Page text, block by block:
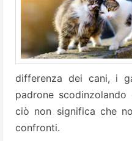
differenza dei cani, i
padrone
ciò non significa che
confronti.